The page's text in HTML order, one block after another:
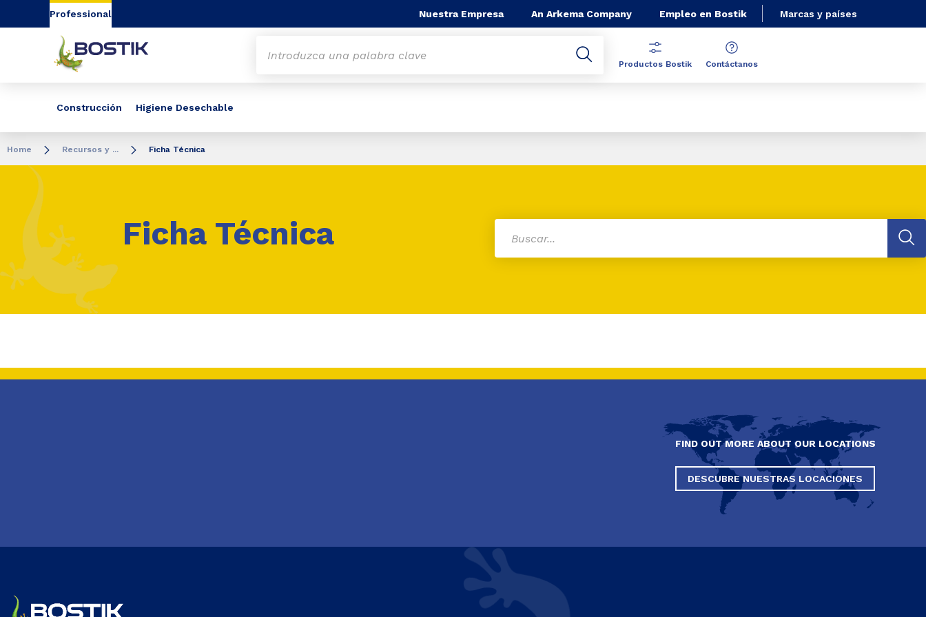
Go to content Go to navigation
Professional Nuestra Empresa An Arkema Company Empleo en Bostik Marcas y países
Construcción Higiene Desechable
Productos Bostik Contáctanos
Home Recursos y ... Ficha Técnica
Ficha Técnica
FIND OUT MORE ABOUT OUR LOCATIONS
DESCUBRE NUESTRAS LOCACIONES